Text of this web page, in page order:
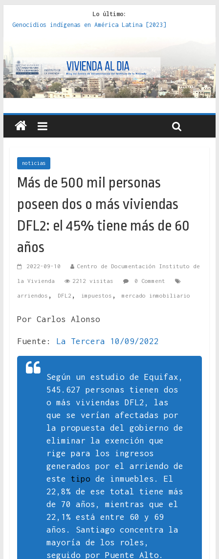
Lo último:
Red de consultorios de la Caja del Seguro Obrero en
Genocidios indígenas en América Latina [2023]
políticas, prácticas y representaciones [2022]
Donde el pedernal choca con el acero : hacia una teoría
crítica de las fronteras latinoamericanas [2020]
Criterios técnicos para una vivienda adecuada [2019]
noticias
Más de 500 mil personas
poseen dos o más viviendas
DFL2: el 45% tiene más de 60
años
2022-09-10 Centro de Documentación Instituto de
la Vivienda 2212 visitas 0 Comment
arriendos , DFL2 , impuestos , mercado inmobiliario
Por Carlos Alonso
Fuente: La Tercera 10/09/2022
Según un estudio de Equifax,
545.627 personas tienen dos
o más viviendas DFL2, las
que se verían afectadas por
la propuesta del gobierno de
eliminar la exención que
rige para los ingresos
generados por el arriendo de
este tipo de inmuebles. El
22,8% de ese total tiene más
de 70 años, mientras que el
22,1% está entre 60 y 69
años. Santiago concentra la
mayoría de los roles,
seguido por Puente Alto.